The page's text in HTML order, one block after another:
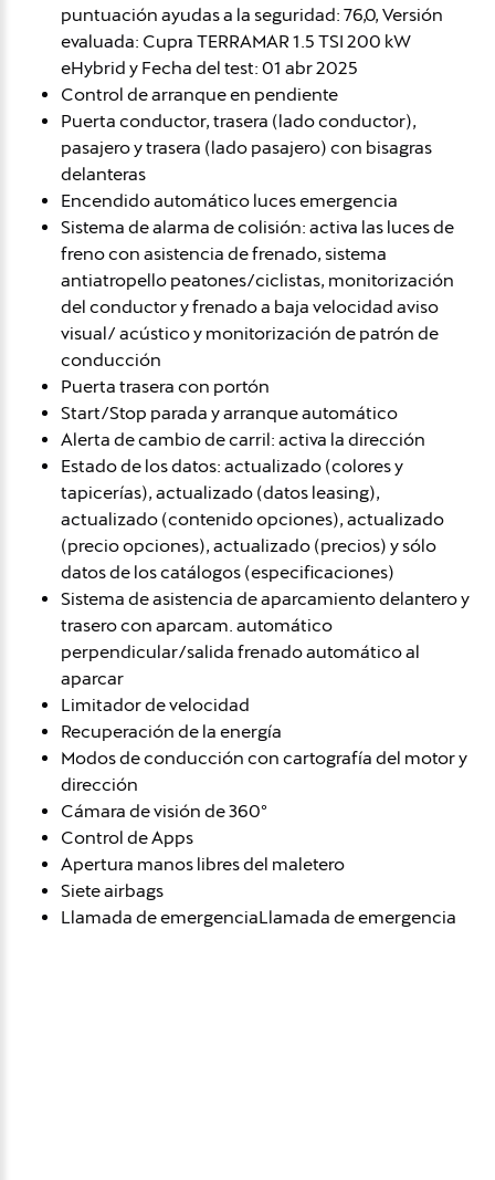
puntuación ayudas a la seguridad: 76,0, Versión
evaluada: Cupra TERRAMAR 1.5 TSI 200 kW
eHybrid y Fecha del test: 01 abr 2025
Control de arranque en pendiente
Puerta conductor, trasera (lado conductor),
pasajero y trasera (lado pasajero) con bisagras
delanteras
Encendido automático luces emergencia
Sistema de alarma de colisión: activa las luces de
freno con asistencia de frenado, sistema
antiatropello peatones/ciclistas, monitorización
del conductor y frenado a baja velocidad aviso
visual/ acústico y monitorización de patrón de
conducción
Puerta trasera con portón
Start/Stop parada y arranque automático
Alerta de cambio de carril: activa la dirección
Estado de los datos: actualizado (colores y
tapicerías), actualizado (datos leasing),
actualizado (contenido opciones), actualizado
(precio opciones), actualizado (precios) y sólo
datos de los catálogos (especificaciones)
Sistema de asistencia de aparcamiento delantero y
trasero con aparcam. automático
perpendicular/salida frenado automático al
aparcar
Limitador de velocidad
Recuperación de la energía
Modos de conducción con cartografía del motor y
dirección
Cámara de visión de 360º
Control de Apps
Apertura manos libres del maletero
Siete airbags
Llamada de emergenciaLlamada de emergencia